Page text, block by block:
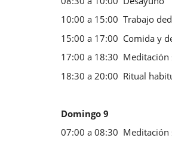
10:00 a 15:00 Trabajo
15:00 a 17:00 Comida y
17:00 a 18:30 Meditación
18:30 a 20:00 Ritual
Domingo 9
07:00 a 08:30 Meditación